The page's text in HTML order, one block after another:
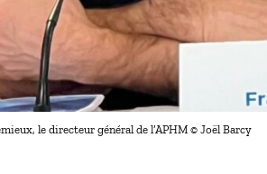
le directeur général de l’APHM © Joël Barcy